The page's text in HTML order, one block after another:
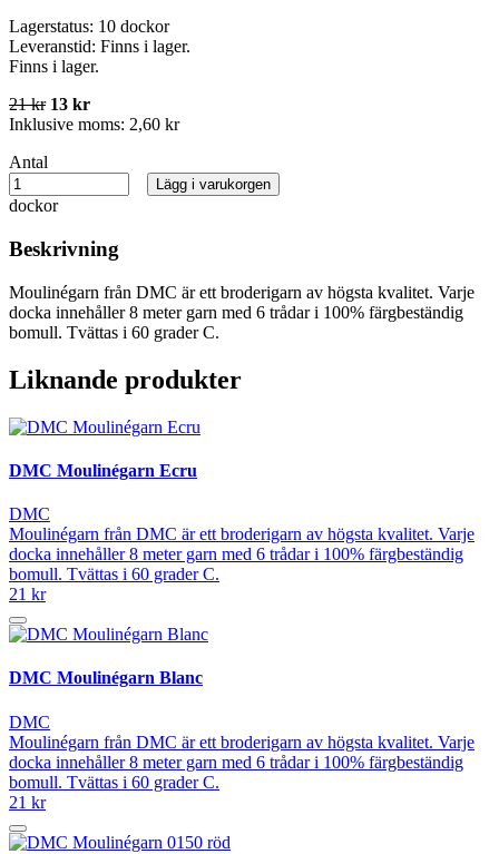
Lagerstatus: 10 dockor
Leveranstid: Finns i lager.
Finns i lager.
21 kr 13 kr
Inklusive moms: 2,60 kr
Antal
dockor
Lägg i varukorgen
Beskrivning
Moulinégarn från DMC är ett broderigarn av högsta kvalitet. Varje
docka innehåller 8 meter garn med 6 trådar i 100% färgbeständig
bomull. Tvättas i 60 grader C.
Liknande produkter
DMC Moulinégarn Ecru
DMC
Moulinégarn från DMC är ett broderigarn av högsta kvalitet. Varje
docka innehåller 8 meter garn med 6 trådar i 100% färgbeständig
bomull. Tvättas i 60 grader C.
21 kr
DMC Moulinégarn Blanc
DMC
Moulinégarn från DMC är ett broderigarn av högsta kvalitet. Varje
docka innehåller 8 meter garn med 6 trådar i 100% färgbeständig
bomull. Tvättas i 60 grader C.
21 kr